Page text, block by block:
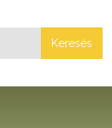
Keresés